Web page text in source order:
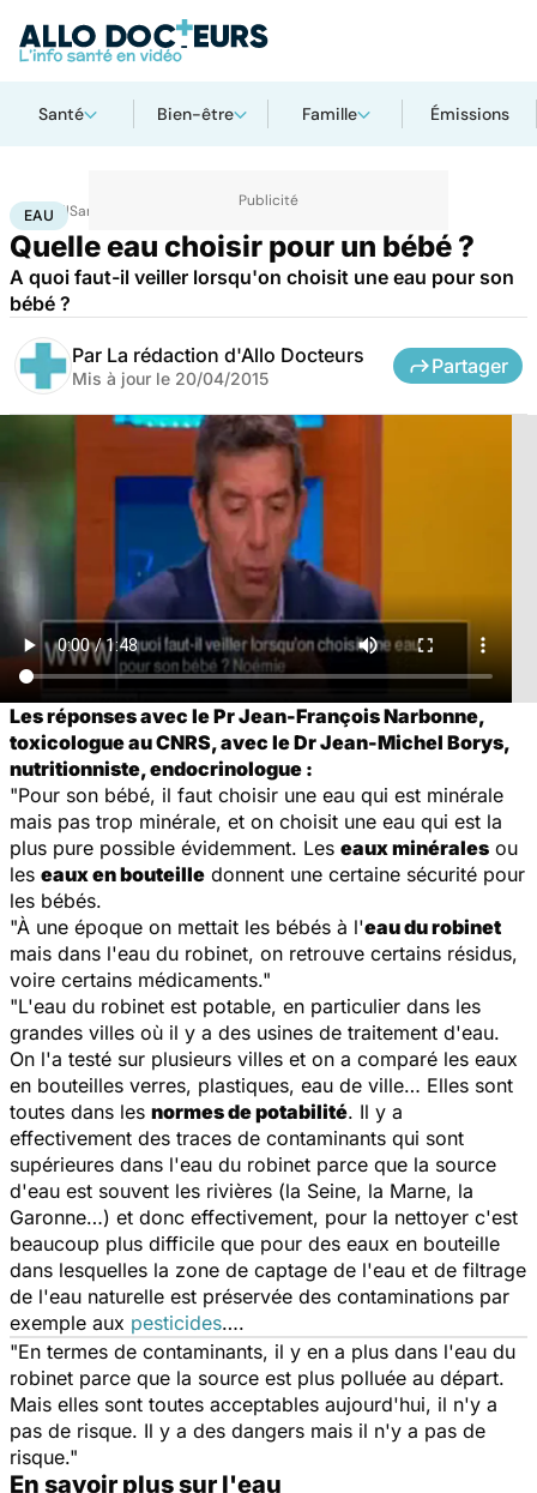
Santé Bien-être Famille Émissions
AccueilSanté
EAU
Quelle eau choisir pour un bébé ?
A quoi faut-il veiller lorsqu'on choisit une eau pour son
bébé ?
Par La rédaction d'Allo Docteurs
Mis à jour le 20/04/2015
Partager
Les réponses avec le Pr Jean-François Narbonne,
toxicologue au CNRS, avec le Dr Jean-Michel Borys,
nutritionniste, endocrinologue :
"Pour son bébé, il faut choisir une eau qui est minérale
mais pas trop minérale, et on choisit une eau qui est la
plus pure possible évidemment. Les eaux minérales ou
les eaux en bouteille donnent une certaine sécurité pour
les bébés.
"À une époque on mettait les bébés à l'eau du robinet
mais dans l'eau du robinet, on retrouve certains résidus,
voire certains médicaments."
"L'eau du robinet est potable, en particulier dans les
grandes villes où il y a des usines de traitement d'eau.
On l'a testé sur plusieurs villes et on a comparé les eaux
en bouteilles verres, plastiques, eau de ville… Elles sont
toutes dans les normes de potabilité. Il y a
effectivement des traces de contaminants qui sont
supérieures dans l'eau du robinet parce que la source
d'eau est souvent les rivières (la Seine, la Marne, la
Garonne…) et donc effectivement, pour la nettoyer c'est
beaucoup plus difficile que pour des eaux en bouteille
dans lesquelles la zone de captage de l'eau et de filtrage
de l'eau naturelle est préservée des contaminations par
exemple aux pesticides….
"En termes de contaminants, il y en a plus dans l'eau du
robinet parce que la source est plus polluée au départ.
Mais elles sont toutes acceptables aujourd'hui, il n'y a
pas de risque. Il y a des dangers mais il n'y a pas de
risque."
En savoir plus sur l'eau